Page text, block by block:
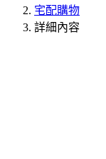
宅配購物
詳細內容